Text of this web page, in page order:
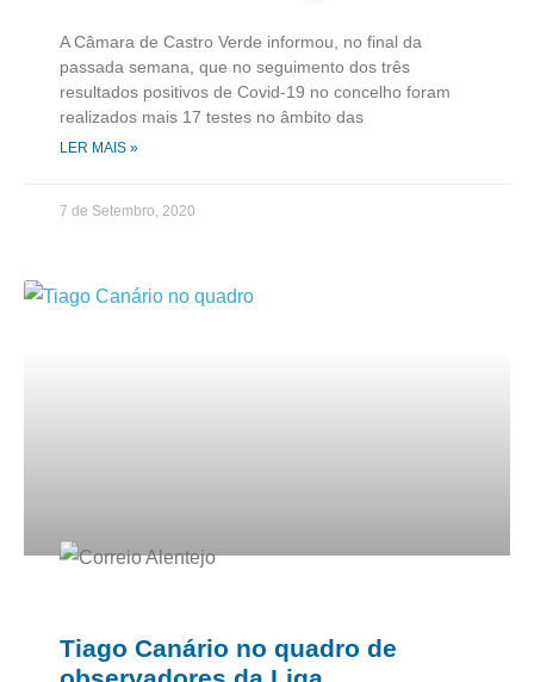
A Câmara de Castro Verde informou, no final da
passada semana, que no seguimento dos três
resultados positivos de Covid-19 no concelho foram
realizados mais 17 testes no âmbito das
LER MAIS »
7 de Setembro, 2020
Tiago Canário no quadro de